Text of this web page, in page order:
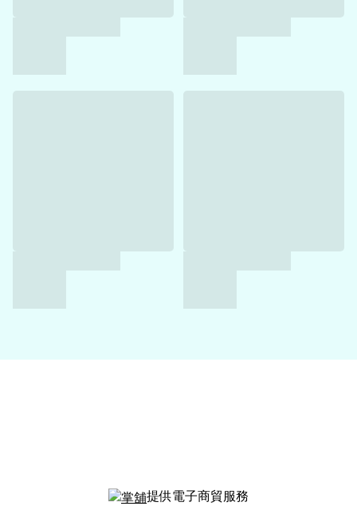
提供電子商貿服務